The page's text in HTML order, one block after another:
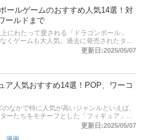
高学年向けのほか、「興味のある分野を学
方も参考にしてみてください。お子さんへ
にも、きっとぴったりな一冊が見つかるは
覧表、通販サイトの売れ筋人気ランキング
もチェックしてみてください。
ールゲームのおすすめ人気14選！対
ールドまで
にわたって愛される「ドラゴンボール」
くゲームも大人気。過去に発売されたタイ
根強い支持を集める一方、アニメのTV放送
ドでも次々と新たなタイトルがリリースさ
は、対戦格闘からオープンワールドまで、
おすすめ商品をご紹介しています。選び方
スイッチやPS4のほか、スマホアプリや携
なハードの商品を掲載しているので是非参
事後半には、通販サイトの売れ筋ランキン
などをぜひ参考にしてみてください。
更新日:2025/05/07
ア人気おすすめ14選！POP、ワーコ
のなかで特に人気が高いジャンルといえば、
ーたちをモチーフとした「フィギュア」。
、セクシーさ、かわいらしさを緻密な造形
眺めているだけで楽しい気持ちにさせてく
更新日:2025/05/07
漫画